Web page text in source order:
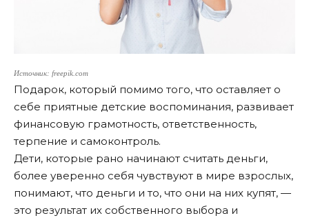
Источник: freepik.com
Подарок, который помимо того, что оставляет о
себе приятные детские воспоминания, развивает
финансовую грамотность, ответственность,
терпение и самоконтроль.
Дети, которые рано начинают считать деньги,
более уверенно себя чувствуют в мире взрослых,
понимают, что деньги и то, что они на них купят, —
это результат их собственного выбора и